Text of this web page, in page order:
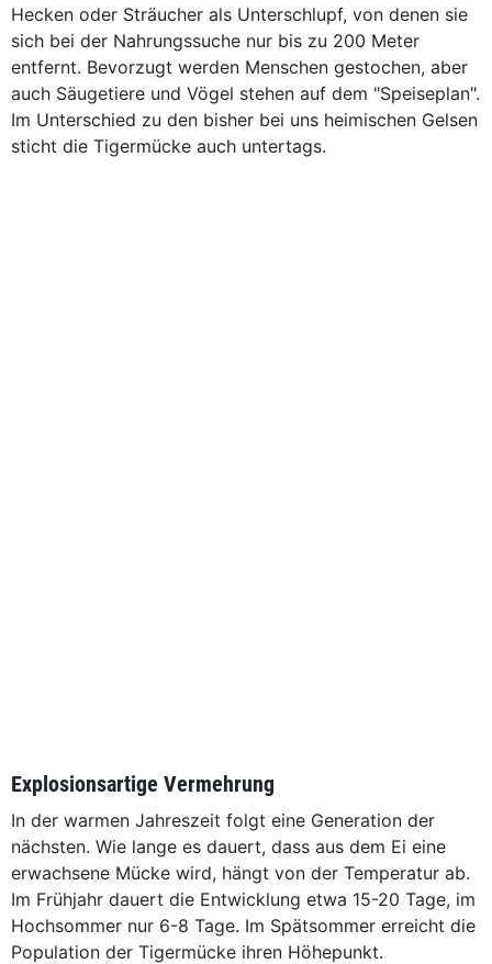
Hecken oder Sträucher als Unterschlupf, von denen sie
sich bei der Nahrungssuche nur bis zu 200 Meter
entfernt. Bevorzugt werden Menschen gestochen, aber
auch Säugetiere und Vögel stehen auf dem "Speiseplan".
Im Unterschied zu den bisher bei uns heimischen Gelsen
sticht die Tigermücke auch untertags.
Explosionsartige Vermehrung
In der warmen Jahreszeit folgt eine Generation der
nächsten. Wie lange es dauert, dass aus dem Ei eine
erwachsene Mücke wird, hängt von der Temperatur ab.
Im Frühjahr dauert die Entwicklung etwa 15-20 Tage, im
Hochsommer nur 6-8 Tage. Im Spätsommer erreicht die
Population der Tigermücke ihren Höhepunkt.